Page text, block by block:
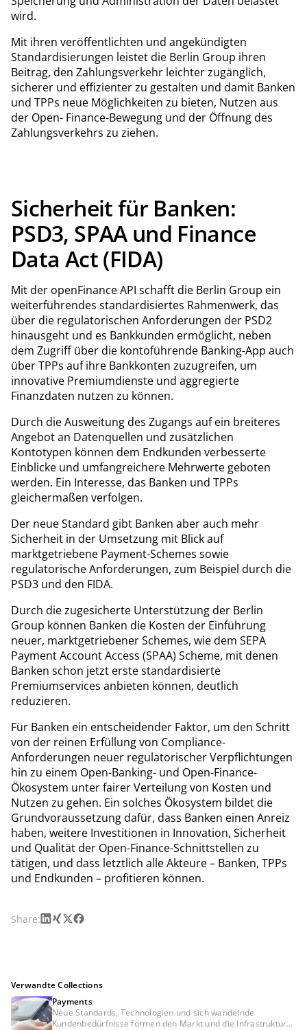
wird.
Mit ihren veröffentlichten und angekündigten
Standardisierungen leistet die Berlin Group ihren
Beitrag, den Zahlungsverkehr leichter zugänglich,
sicherer und effizienter zu gestalten und damit Banken
und TPPs neue Möglichkeiten zu bieten, Nutzen aus
der Open- Finance-Bewegung und der Öffnung des
Zahlungsverkehrs zu ziehen.
Sicherheit für Banken:
PSD3, SPAA und Finance
Data Act (FIDA)
Mit der openFinance API schafft die Berlin Group ein
weiterführendes standardisiertes Rahmenwerk, das
über die regulatorischen Anforderungen der PSD2
hinausgeht und es Bankkunden ermöglicht, neben
dem Zugriff über die kontoführende Banking-App auch
über TPPs auf ihre Bankkonten zuzugreifen, um
innovative Premiumdienste und aggregierte
Finanzdaten nutzen zu können.
Durch die Ausweitung des Zugangs auf ein breiteres
Angebot an Datenquellen und zusätzlichen
Kontotypen können dem Endkunden verbesserte
Einblicke und umfangreichere Mehrwerte geboten
werden. Ein Interesse, das Banken und TPPs
gleichermaßen verfolgen.
Der neue Standard gibt Banken aber auch mehr
Sicherheit in der Umsetzung mit Blick auf
marktgetriebene Payment-Schemes sowie
regulatorische Anforderungen, zum Beispiel durch die
PSD3 und den FIDA.
Durch die zugesicherte Unterstützung der Berlin
Group können Banken die Kosten der Einführung
neuer, marktgetriebener Schemes, wie dem SEPA
Payment Account Access (SPAA) Scheme, mit denen
Banken schon jetzt erste standardisierte
Premiumservices anbieten können, deutlich
reduzieren.
Für Banken ein entscheidender Faktor, um den Schritt
von der reinen Erfüllung von Compliance-
Anforderungen neuer regulatorischer Verpflichtungen
hin zu einem Open-Banking- und Open-Finance-
Ökosystem unter fairer Verteilung von Kosten und
Nutzen zu gehen. Ein solches Ökosystem bildet die
Grundvoraussetzung dafür, dass Banken einen Anreiz
haben, weitere Investitionen in Innovation, Sicherheit
und Qualität der Open-Finance-Schnittstellen zu
tätigen, und dass letztlich alle Akteure – Banken, TPPs
und Endkunden – profitieren können.
Share:LinkedIn
Xing
X Facebook
Verwandte Collections
Payments
Neue Standards, Technologien und sich wandelnde
Kundenbedürfnisse formen den Markt und die Infrastruktur